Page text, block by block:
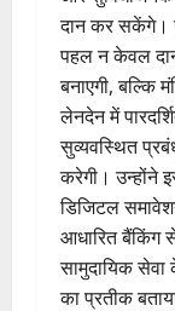
दान कर सकेंगे।
पहल न केवल
बनाएगी, बल्कि
लेनदेन में
सुव्यवस्थित
करेगी। उन्होंने
डिजिटल
आधारित बैंकिंग
सामुदायिक सेवा
का प्रतीक